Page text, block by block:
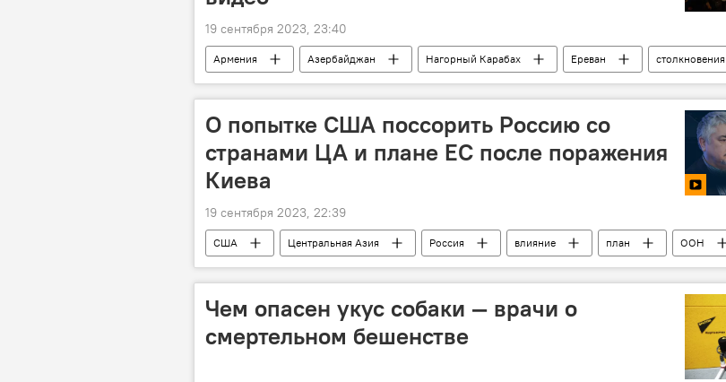
19 сентября 2023, 23:40
Армения Азербайджан Нагорный Карабах Ереван
столкновения
митинг
О попытке США поссорить Россию со
странами ЦА и плане ЕС после поражения
Киева
19 сентября 2023, 22:39
США Центральная Азия Россия влияние план
ООН
Владимир Зеленский
Евросоюз
Чем опасен укус собаки — врачи о
смертельном бешенстве